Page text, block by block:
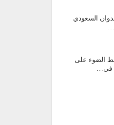
السعودي
الضوء على
في…